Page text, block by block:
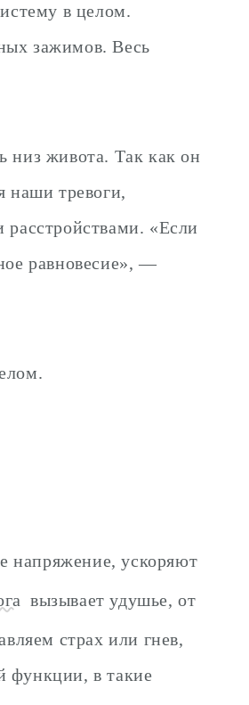
в целом.
зажимов. Весь
низ живота. Так как он
наши тревоги,
«Если
равновесие», —
напряжение, ускоряют
вызывает удушье, от
страх или гнев,
функции, в такие